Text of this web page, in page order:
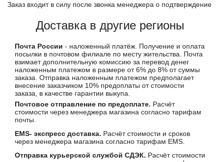
Заказ входит в силу после звонка менеджера о подтверждение
Доставка в другие регионы
Почта России - наложенный платёж. Получение и оплата
посылки в почтовом филиале по месту жительства. Почта
взимает дополнительную комиссию за перевод денег
наложенным платежом в размере от 6% до 8% от суммы
заказа. Отправка наложенным платежом предполагает
внесение заказчиком 10% предоплаты от стоимости
заказа, в качестве гарантии выкупа.
Почтовое отправление по предоплате. Расчёт
стоимости через менеджера магазина согласно тарифам
почты.
EMS- экспресс доставка. Расчёт стоимости и сроков
через менеджера магазина согласно тарифам EMS.
Отправка курьерской службой СДЭК. Расчёт стоимости